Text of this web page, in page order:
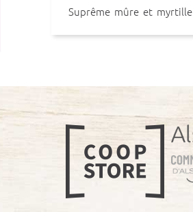
Suprême mûre et myrtille